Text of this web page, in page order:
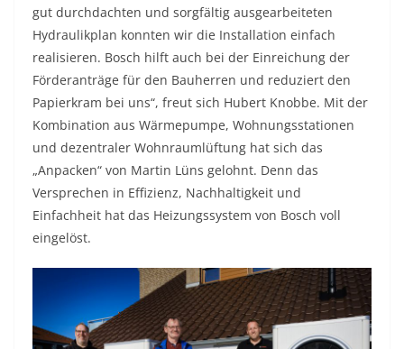
gut durchdachten und sorgfältig ausgearbeiteten
Hydraulikplan konnten wir die Installation einfach
realisieren. Bosch hilft auch bei der Einreichung der
Förderanträge für den Bauherren und reduziert den
Papierkram bei uns“, freut sich Hubert Knobbe. Mit der
Kombination aus Wärmepumpe, Wohnungsstationen
und dezentraler Wohnraumlüftung hat sich das
„Anpacken“ von Martin Lüns gelohnt. Denn das
Versprechen in Effizienz, Nachhaltigkeit und
Einfachheit hat das Heizungssystem von Bosch voll
eingelöst.